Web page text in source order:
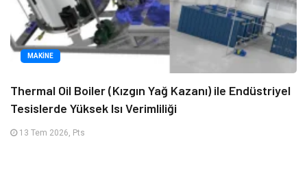
MAKINE
Thermal Oil Boiler (Kızgın Yağ Kazanı) ile Endüstriyel
Tesislerde Yüksek Isı Verimliliği
13 Tem 2026, Pts